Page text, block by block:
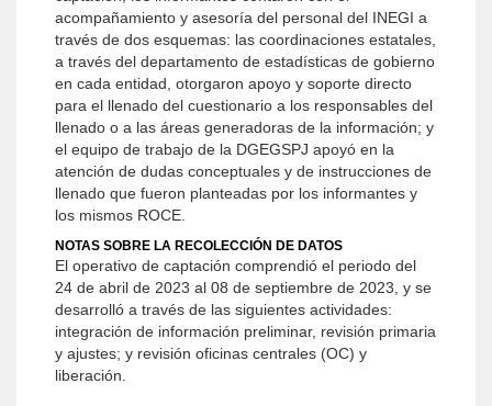
acompañamiento y asesoría del personal del INEGI a
través de dos esquemas: las coordinaciones estatales,
a través del departamento de estadísticas de gobierno
en cada entidad, otorgaron apoyo y soporte directo
para el llenado del cuestionario a los responsables del
llenado o a las áreas generadoras de la información; y
el equipo de trabajo de la DGEGSPJ apoyó en la
atención de dudas conceptuales y de instrucciones de
llenado que fueron planteadas por los informantes y
los mismos ROCE.
NOTAS SOBRE LA RECOLECCIÓN DE DATOS
El operativo de captación comprendió el periodo del
24 de abril de 2023 al 08 de septiembre de 2023, y se
desarrolló a través de las siguientes actividades:
integración de información preliminar, revisión primaria
y ajustes; y revisión oficinas centrales (OC) y
liberación.